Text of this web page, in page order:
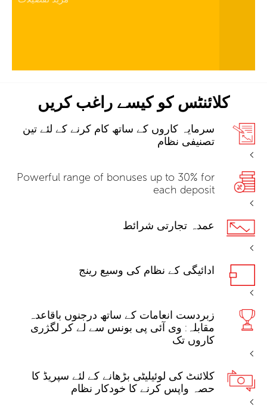
کلائنٹس کو کیسے راغب کریں
سرمایہ کاروں کے ساتھ کام کرنے کے لئے تین
تصنیفی نظام
Powerful range of bonuses up to 30% for
each deposit
عمدہ تجارتی شرائط
ادائیگی کے نظام کی وسیع رینج
زبردست انعامات کے ساتھ درجنوں باقاعدہ
مقابلہ: وی آئی پی بونس سے لے کر لگژری
کاروں تک
کلائنٹ کی لوئیلیٹی بڑھانے کے لئے سپریڈ کا
حصہ واپس کرنے کا خودکار نظام